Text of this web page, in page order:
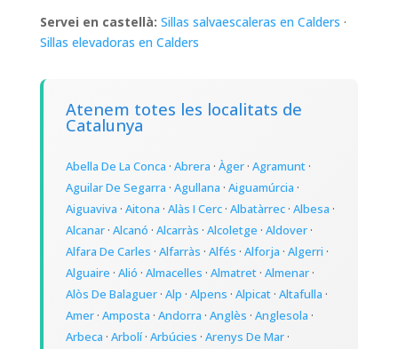
Servei en castellà: Sillas salvaescaleras en Calders ·
Sillas elevadoras en Calders
Atenem totes les localitats de
Catalunya
Abella De La Conca · Abrera · Àger· Agramunt·
Aguilar De Segarra · Agullana · Aiguamúrcia ·
Aiguaviva · Aitona · Alàs I Cerc· Albatàrrec· Albesa ·
Alcanar· Alcanó · Alcarràs · Alcoletge · Aldover·
Alfara De Carles · Alfarràs · Alfés · Alforja · Algerri ·
Alguaire · Alió · Almacelles · Almatret· Almenar·
Alòs De Balaguer· Alp · Alpens · Alpicat· Altafulla ·
Amer· Amposta · Andorra · Anglès · Anglesola ·
Arbeca · Arbolí· Arbúcies · Arenys De Mar·